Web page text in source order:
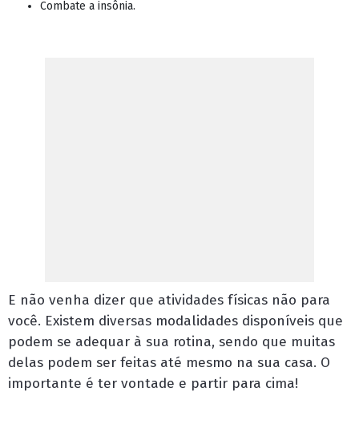
Combate a insônia.
E não venha dizer que atividades físicas não para
você. Existem diversas modalidades disponíveis que
podem se adequar à sua rotina, sendo que muitas
delas podem ser feitas até mesmo na sua casa. O
importante é ter vontade e partir para cima!